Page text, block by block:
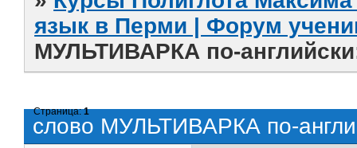
язык в Перми | Форум
МУЛЬТИВАРКА по-
слово МУЛЬТИВАРКА по-
Страница:1